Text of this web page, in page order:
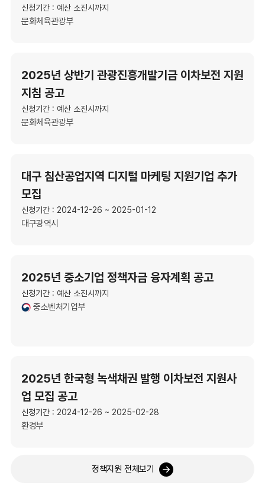
신청기간 : 예산 소진시까지
문화체육관광부
2025년 상반기 관광진흥개발기금 이차보전 지원
지침 공고
신청기간 : 예산 소진시까지
문화체육관광부
대구 침산공업지역 디지털 마케팅 지원기업 추가
모집
신청기간 : 2024-12-26 ~ 2025-01-12
대구광역시
2025년 중소기업 정책자금 융자계획 공고
신청기간 : 예산 소진시까지
중소벤처기업부
2025년 한국형 녹색채권 발행 이차보전 지원사
업 모집 공고
신청기간 : 2024-12-26 ~ 2025-02-28
환경부
정책지원 전체보기